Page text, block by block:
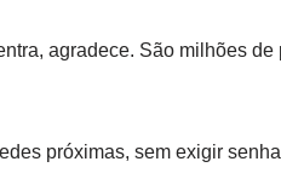
agradece. São milhões
próximas, sem exigir